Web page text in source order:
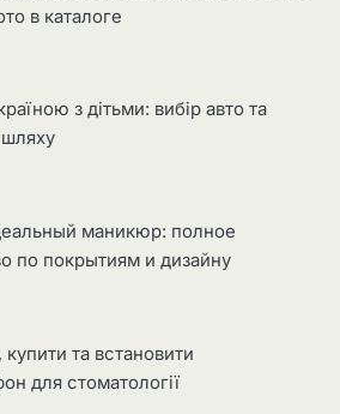
в каталоге
з дітьми: вибір авто та
маникюр: полное
по покрытиям и дизайну
та встановити
для стоматології